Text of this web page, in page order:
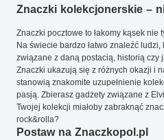
Znaczki kolekcjonerskie –
Znaczki pocztowe to łakomy kąsek
Na świecie bardzo łatwo znaleźć
związane z daną postacią, historią czy
Znaczki ukazują się z różnych okazji i
stanowią znakomite uzupełnienie
pasją. Zbierasz gadżety związane z
Twojej kolekcji miałoby zabraknąć
rock&rolla?
Postaw na Znaczkopol.pl